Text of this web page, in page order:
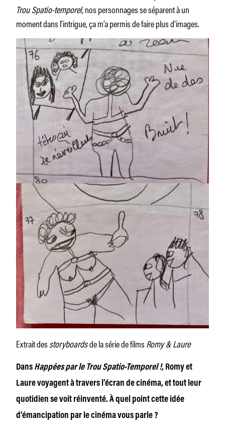
Trou Spatio-temporel, nos personnages se séparent à un
moment dans l’intrigue, ça m’a permis de faire plus d’images.
Extrait desstoryboardsde la série de filmsRomy & Laure
Dans Happées par le Trou Spatio-Temporel !, Romy et
Laure voyagent à travers l’écran de cinéma, et tout leur
quotidien se voit réinventé. À quel point cette idée
d’émancipation par le cinéma vous parle ?